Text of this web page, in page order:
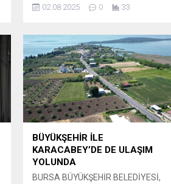
dinletisiyle açtı. Katılımcılar, açık
Nilüfer Belediyesi Kent Tiyatrosu
(NKT), yaz sezonunda
sanatseverleri açık havada
yıldızların altında buluşturuyor. Balat
Atatürk Ormanı’ndaki “Ormandaki
Kulübe”de gerçekleştirilen yaz
sezonu açılışında oyuncu Altan...
02.08.2025 0 33
BÜYÜKŞEHİR İLE
KARACABEY’DE DE ULAŞIM
YOLUNDA
BURSA BÜYÜKŞEHİR BELEDİYESİ,